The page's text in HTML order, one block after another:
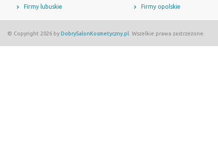
Firmy lubuskie
Firmy opolskie
© Copyright 2026 by DobrySalonKosmetyczny.pl . Wszelkie prawa zastrzeżone.